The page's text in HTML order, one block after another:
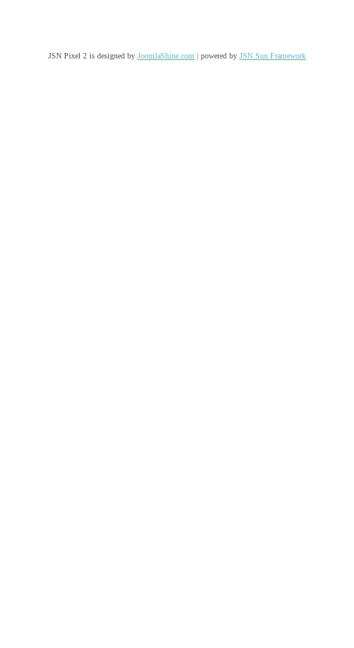
JSN Pixel 2 is designed by JoomlaShine.com | powered by JSN Sun Framework